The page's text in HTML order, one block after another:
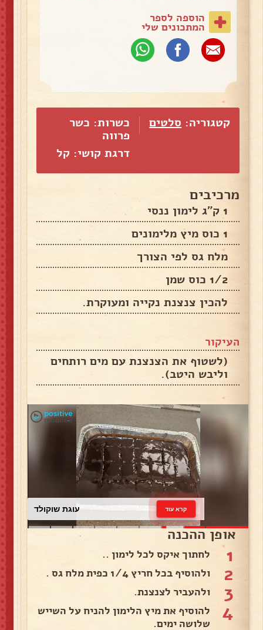
הוספה לספר
המתכונים שלי
קטגוריה: סלטים
כשרות: כשר
פרווה
דרגת קושי: קל
מרכיבים
1 ק"ג לימון ננסי
1 כוס מיץ מלימונים
מלח גס לפי הצורך
1/2 כוס שמן
להכין צנצנת נקייה ומעוקרת.
העיקור
(לשטוף את הצנצנת עם מים רותחים
וליבש היטב).
עוגת שוקולד קרא עוד
אופן ההכנה
1 לחתוך איקס לכל לימון ..
2 ולהוסיף בכל חריץ 1/4 כפית מלח גס .
3 ולהעביר לצנצנת.
4
להוסיף את מיץ הלימון להניח על השייש
שלושה ימים.